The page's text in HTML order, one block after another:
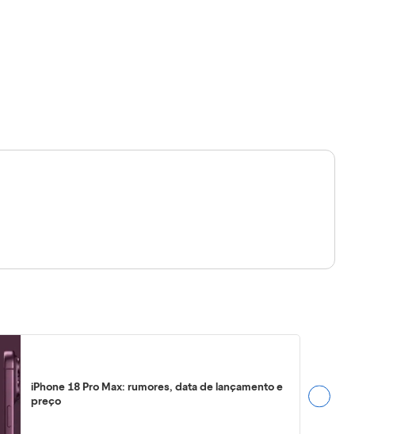
iPhone 18 Pro Max: rumores, data de lançamento e
preço